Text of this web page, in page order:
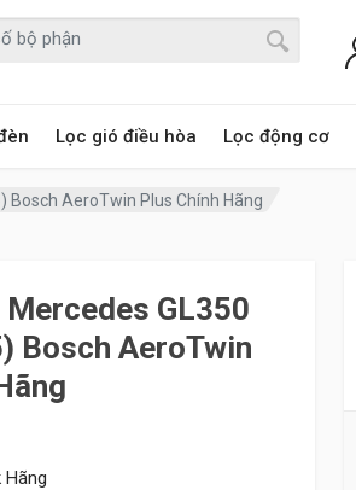
Lọc gió điều hòa Lọc động cơ
Bosch AeroTwin Plus Chính Hãng
GL350
Bosch AeroTwin
Hãng